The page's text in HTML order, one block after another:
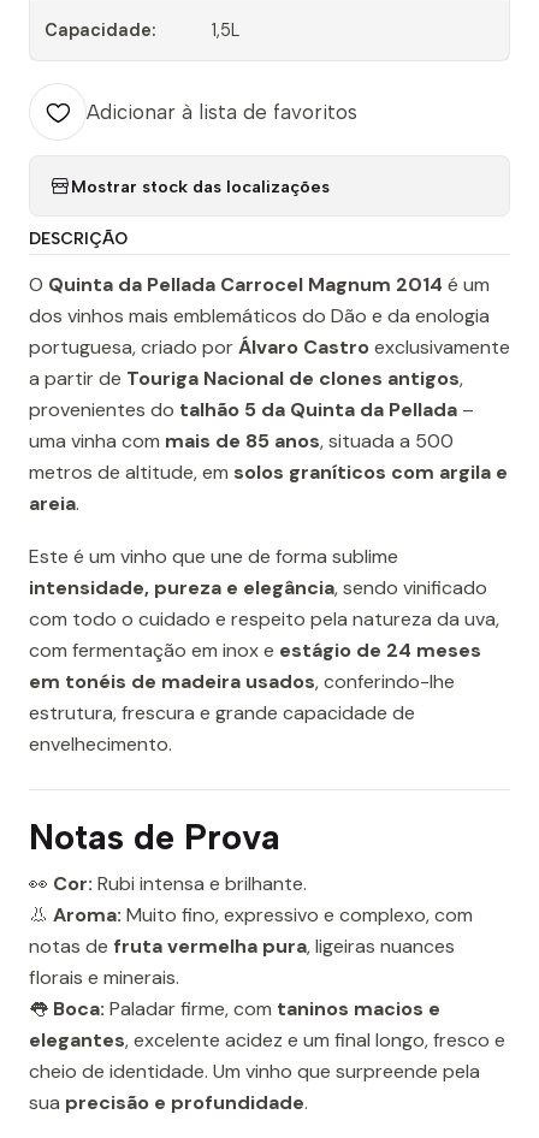
Capacidade: 1,5L
Adicionar à lista de favoritos
Mostrar stock das localizações
DESCRIÇÃO
O Quinta da Pellada Carrocel Magnum 2014 é um
dos vinhos mais emblemáticos do Dão e da enologia
portuguesa, criado porÁlvaro Castroexclusivamente
a partir de Touriga Nacional de clones antigos,
provenientes do talhão 5 da Quinta da Pellada –
uma vinha com mais de 85 anos, situada a 500
metros de altitude, em solos graníticos com argila e
areia.
Este é um vinho que une de forma sublime
intensidade, pureza e elegância, sendo vinificado
com todo o cuidado e respeito pela natureza da uva,
com fermentação em inox e estágio de 24 meses
em tonéis de madeira usados, conferindo-lhe
estrutura, frescura e grande capacidade de
envelhecimento.
Notas de Prova
👀 Cor: Rubi intensa e brilhante.
👃 Aroma: Muito fino, expressivo e complexo, com
notas de fruta vermelha pura, ligeiras nuances
florais e minerais.
👅 Boca: Paladar firme, com taninos macios e
elegantes, excelente acidez e um final longo, fresco e
cheio de identidade. Um vinho que surpreende pela
sua precisão e profundidade.